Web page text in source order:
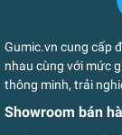
Gumic.vn cung cấp
nhau cùng với mức
thông minh, trải
Showroom bán